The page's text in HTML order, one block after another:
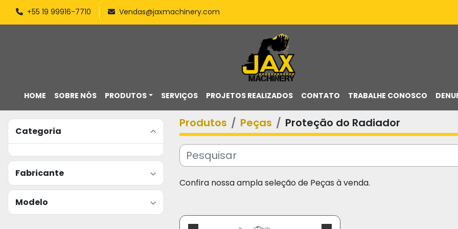
+55 19 99916-7710 Vendas@jaxmachinery.com
HOME PRODUTOS
SOBRE NÓS SERVIÇOS PROJETOS REALIZADOS CONTATO TRABALHE CONOSCO
Categoria
Fabricante
Modelo
Produtos Peças Proteção do Radiador
Confira nossa ampla seleção de Peças à venda.